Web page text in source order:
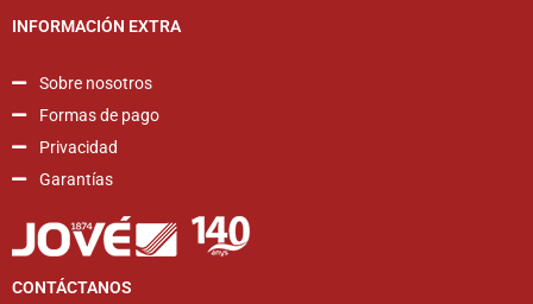
INFORMACIÓN EXTRA
Sobre nosotros
Formas de pago
Privacidad
Garantías
CONTÁCTANOS